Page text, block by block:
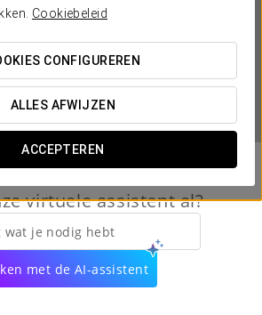
Cookiebeleid
CONFIGUREREN
ALLES AFWIJZEN
ACCEPTEREN
JE GAAN?
virtuele assistent al?
wat je nodig hebt
met de AI-assistent